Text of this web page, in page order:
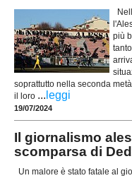
più
soprattutto nella seconda
il loro ... leggi
19/07/2024
Il giornalismo
scomparsa di
Un malore è stato fatale al